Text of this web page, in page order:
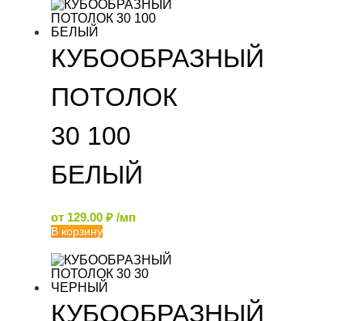
КУБООБРАЗНЫЙ
ПОТОЛОК
30 100
БЕЛЫЙ
от 129.00 ₽ /мп
В корзину
КУБООБРАЗНЫЙ